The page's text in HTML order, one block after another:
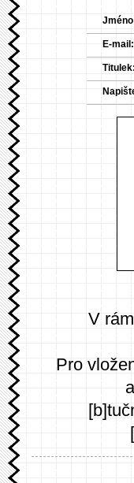
E-mail:
Titulek:
V
Pro